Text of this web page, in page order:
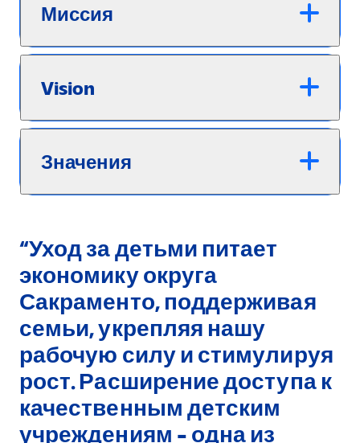
Миссия
Vision
Значения
“Уход за детьми питает
экономику округа
Сакраменто, поддерживая
семьи, укрепляя нашу
рабочую силу и стимулируя
рост. Расширение доступа к
качественным детским
учреждениям - одна из